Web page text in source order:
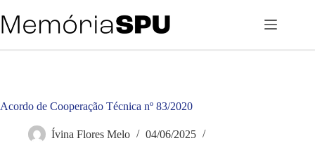
para
o
Acordo de Cooperação Técnica nº 83/2020
Ívina Flores Melo
04/06/2025